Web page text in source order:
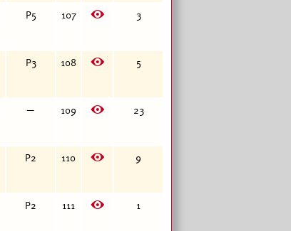
Р5 107 E 3
Р3 108 E 5
— 109 E 23
Р2 110 E 9
Р2 111 E 1